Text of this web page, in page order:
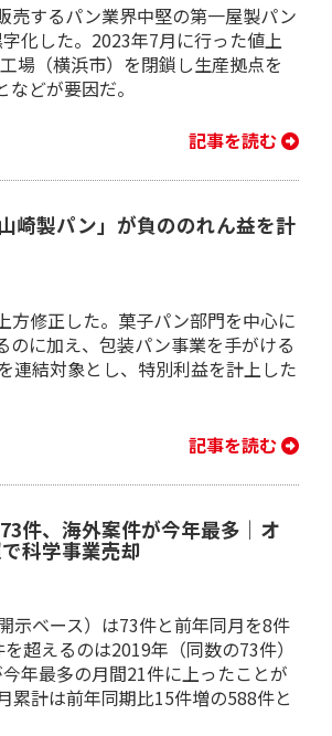
売するパン業界中堅の第一屋製パン
化した。2023年7月に行った値上
場（横浜市）を閉鎖し生産拠点を
どが要因だ。
記事を読む
崎製パン」が負ののれん益を計
方修正した。菓子パン部門を中心に
のに加え、包装パン事業を手がける
連結対象とし、特別利益を計上した
記事を読む
件、海外案件が今年最多｜オ
科学事業売却
示ベース）は73件と前年同月を8件
超えるのは2019年（同数の73件）
年最多の月間21件に上ったことが
累計は前年同期比15件増の588件と